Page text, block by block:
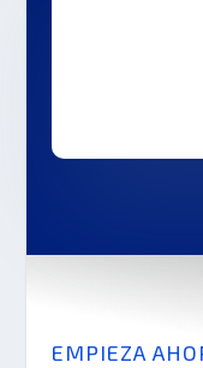
EMPIEZA